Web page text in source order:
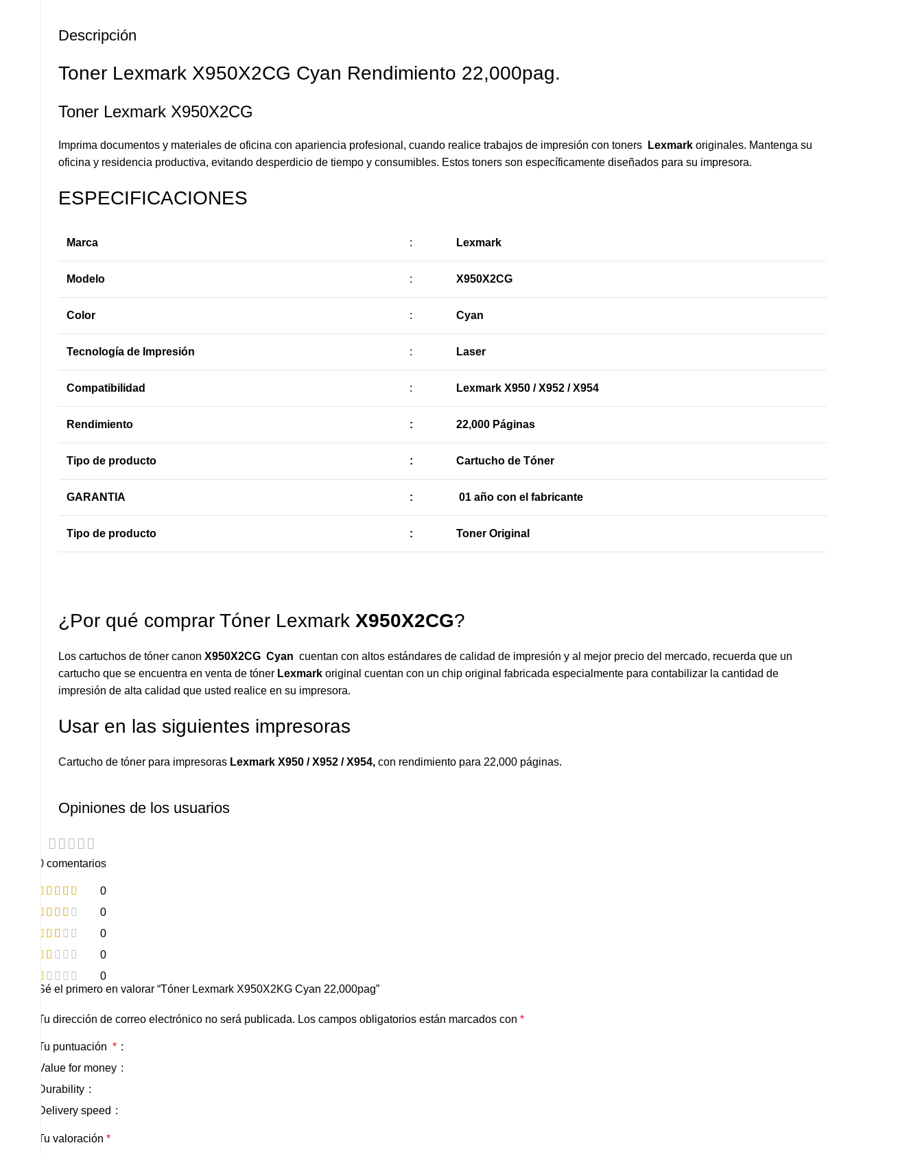
Descripción
Toner Lexmark X950X2CG Cyan Rendimiento 22,000pag.
Toner Lexmark X950X2CG
Imprima documentos y materiales de oficina con apariencia profesional, cuando realice trabajos de impresión con toners Lexmark originales. Mantenga su
oficina y residencia productiva, evitando desperdicio de tiempo y consumibles. Estos toners son específicamente diseñados para su impresora.
ESPECIFICACIONES
Marca : Lexmark
Modelo : X950X2CG
Color : Cyan
Tecnología de Impresión : Laser
Compatibilidad : Lexmark X950 / X952 / X954
Rendimiento : 22,000 Páginas
Tipo de producto : Cartucho de Tóner
GARANTIA : 01 año con el fabricante
Tipo de producto : Toner Original
¿Por qué comprar Tóner Lexmark X950X2CG?
Los cartuchos de tóner canon X950X2CG Cyan cuentan con altos estándares de calidad de impresión y al mejor precio del mercado, recuerda que un
cartucho que se encuentra en venta de tóner Lexmark original cuentan con un chip original fabricada especialmente para contabilizar la cantidad de
impresión de alta calidad que usted realice en su impresora.
Usar en las siguientes impresoras
Cartucho de tóner para impresoras Lexmark X950 / X952 / X954, con rendimiento para 22,000 páginas.
Opiniones de los usuarios
0 comentarios
0
0
0
0
0
Sé el primero en valorar “Tóner Lexmark X950X2KG Cyan 22,000pag”
Tu dirección de correo electrónico no será publicada. Los campos obligatorios están marcados con *
Tu puntuación *
Value for money
Durability
Delivery speed
Tu valoración *